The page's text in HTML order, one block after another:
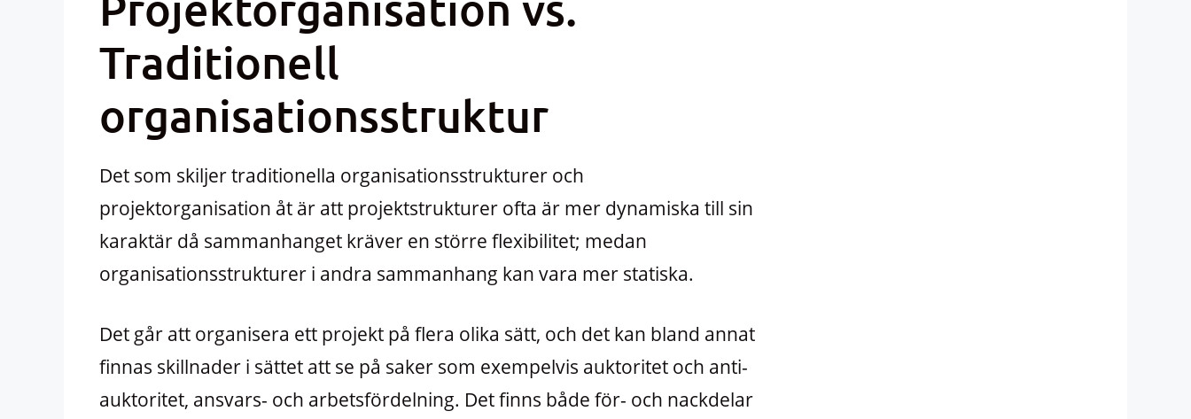
Traditionell
organisationsstruktur
Det som skiljer traditionella organisationsstrukturer och
projektorganisation åt är att projektstrukturer ofta är mer dynamiska till sin
karaktär då sammanhanget kräver en större flexibilitet; medan
organisationsstrukturer i andra sammanhang kan vara mer statiska.
Det går att organisera ett projekt på flera olika sätt, och det kan bland annat
finnas skillnader i sättet att se på saker som exempelvis auktoritet och anti-
auktoritet, ansvars- och arbetsfördelning. Det finns både för- och nackdelar